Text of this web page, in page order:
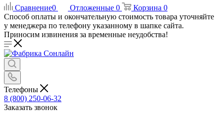
Сравнение0 Отложенные 0 Корзина 0
Способ оплаты и окончательную стоимость товара уточняйте
у менеджера по телефону указанному в шапке сайта.
Приносим извинения за временные неудобства!
Телефоны
8 (800) 250-06-32
Заказать звонок